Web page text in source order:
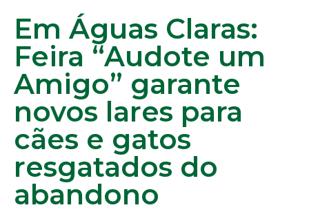
Em Águas Claras:
Feira “Audote um
Amigo” garante
novos lares para
cães e gatos
resgatados do
abandono